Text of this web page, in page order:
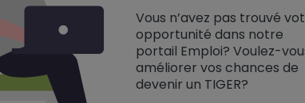
Vous n’avez pas trouvé
opportunité dans notre
portail Emploi? Voulez-
améliorer vos chances de
devenir un TIGER?